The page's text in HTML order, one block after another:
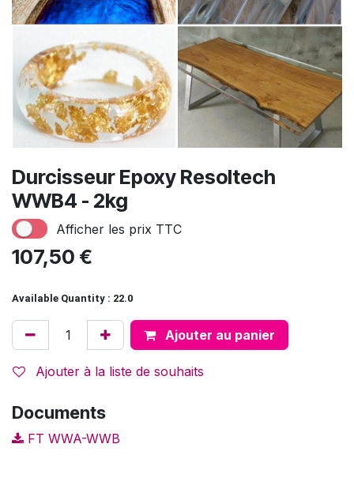
Durcisseur Epoxy Resoltech
WWB4 - 2kg
Afficher les prix TTC
107,50 €
Available Quantity : 22.0
Ajouter au panier
Ajouter à la liste de souhaits
Documents
FT WWA-WWB